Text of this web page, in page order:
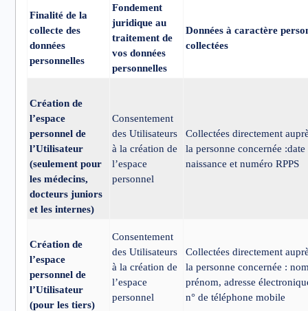
Finalité de la
collecte des
données
personnelles
Fondement
juridique au
traitement de
vos données
personnelles
Données à caractère
collectées
Création de
l’espace
personnel de
l’Utilisateur
(seulement pour
les médecins,
docteurs juniors
et les internes)
Consentement
des Utilisateurs
à la création de
l’espace
personnel
Collectées directement
la personne concernée :date
naissance et numéro RPPS
Création de
l’espace
personnel de
l’Utilisateur
(pour les tiers)
Consentement
des Utilisateurs
à la création de
l’espace
personnel
Collectées directement
la personne concernée :
prénom, adresse
n° de téléphone mobile